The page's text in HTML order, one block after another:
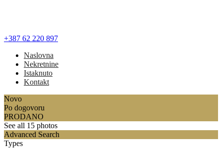
+387 62 220 897
Naslovna
Nekretnine
Istaknuto
Kontakt
Novo
Po dogovoru
PRODANO
See all 15 photos
Advanced Search
Types